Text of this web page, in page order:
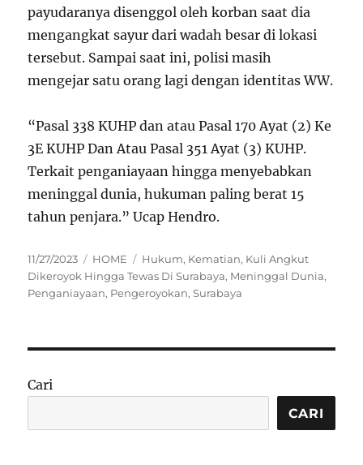
payudaranya disenggol oleh korban saat dia
mengangkat sayur dari wadah besar di lokasi
tersebut. Sampai saat ini, polisi masih
mengejar satu orang lagi dengan identitas WW.
“Pasal 338 KUHP dan atau Pasal 170 Ayat (2) Ke
3E KUHP Dan Atau Pasal 351 Ayat (3) KUHP.
Terkait penganiayaan hingga menyebabkan
meninggal dunia, hukuman paling berat 15
tahun penjara.” Ucap Hendro.
Posted
on
11/27/2023 Categories
HOME Tags
Hukum, Kematian, Kuli Angkut
Dikeroyok Hingga Tewas Di Surabaya, Meninggal Dunia,
Penganiayaan, Pengeroyokan,Surabaya
Cari
CARI